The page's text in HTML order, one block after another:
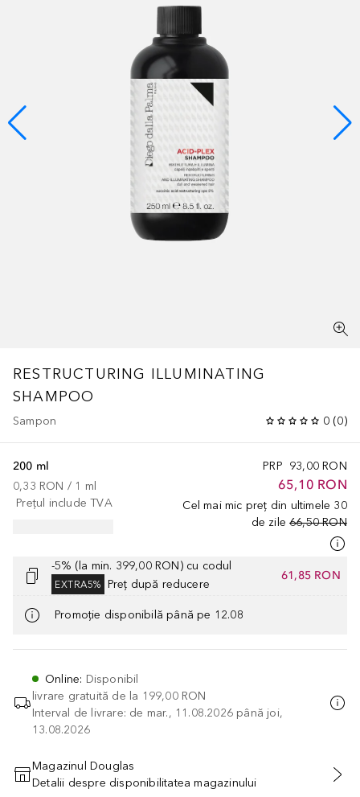
RESTRUCTURING ILLUMINATING
SHAMPOO
Sampon 0 (0)
PRP 93,00 RON
65,10 RON
Cel mai mic preț din ultimele 30
de zile 66,50 RON
200 ml
0,33 RON / 1 ml
Prețul include TVA
-5% (la min. 399,00 RON) cu codul
EXTRA5% Preț după reducere
61,85 RON
Promoție disponibilă până pe 12.08
Online: Disponibil
livrare gratuită de la 199,00 RON
Interval de livrare: de mar., 11.08.2026 până joi,
13.08.2026
ADĂUGAȚI ÎN COŞ
Magazinul Douglas
Detalii despre disponibilitatea magazinului